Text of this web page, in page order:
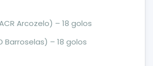
Arcozelo) – 18 golos
Barroselas) – 18 golos